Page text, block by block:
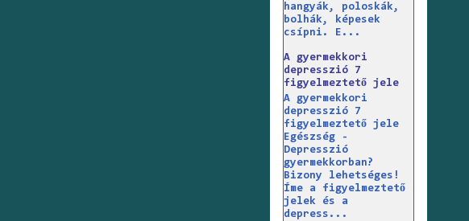
hangyák, poloskák,
bolhák, képesek
csípni. E...
A gyermekkori
depresszió 7
figyelmeztető jele
A gyermekkori
depresszió 7
figyelmeztető jele
Egészség -
Depresszió
gyermekkorban?
Bizony lehetséges!
Íme a figyelmeztető
jelek és a
depress...